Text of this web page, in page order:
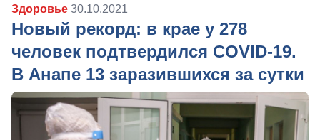
Здоровье 30.10.2021
Новый рекорд: в крае у 278
человек подтвердился COVID-19.
В Анапе 13 заразившихся за сутки